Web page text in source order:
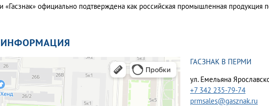
«Гасзнак» официально подтверждена как российская промышленная
ИНФОРМАЦИЯ
ГАСЗНАК В ПЕРМИ
ул. Емельяна
+7 342 235-79-74
prmsales@gasznak.ru